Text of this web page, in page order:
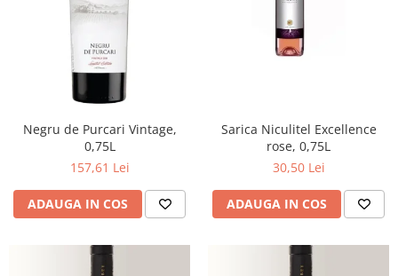
Negru de Purcari Vintage,
0,75L
157,61 Lei
ADAUGA IN COS
Sarica Niculitel Excellence
rose, 0,75L
30,50 Lei
ADAUGA IN COS